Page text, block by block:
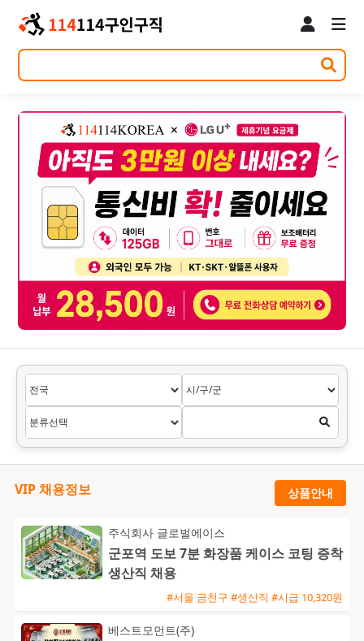
VIP 채용정보 상품안내
주식회사 글로벌에이스
군포역 도보 7분 화장품 케이스 코팅 증착
생산직 채용
#서울 금천구 #생산직 #시급 10,320원
베스트모먼트(주)